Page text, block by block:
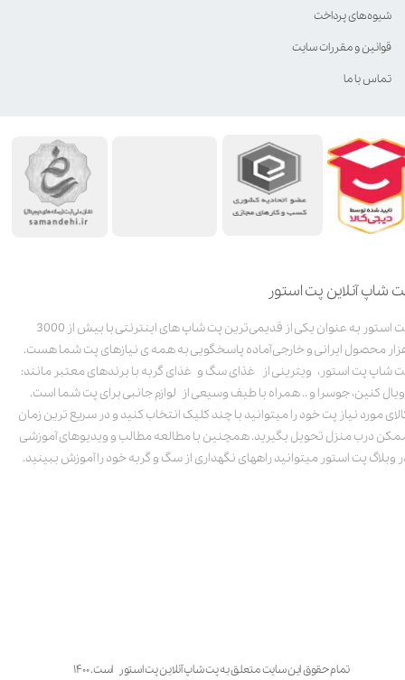
شاپ آنلاین پت استور
پت استور به عنوان یکی از قدیمی‌ترین پت شاپ های اینترنتی با بیش از 3000
محصول ایرانی و خارجی آماده پاسخگویی به همه ی نیازهای پت شما هست.
شاپ پت استور، ویترینی از غذای سگ و غذای گربه با برندهای معتبر مانند:
کنین، جوسرا و .. همراه با طیف وسیعی از لوازم جانبی برای پت شما است.
مورد نیاز پت خود را میتوانید با چند کلیک انتخاب کنید و در سریع ترین زمان
درب منزل تحویل بگیرید. همچنین با مطالعه مطالب و ویدیوهای آموزشی
وبلاگ پت استور میتوانید راههای نگهداری از سگ و گربه خود را آموزش ببینید.
تمام حقوق این سایت متعلق به پت شاپ آنلاین پت استور است. ۱۴۰۰
شیوه‌های پرداخت
قوانین و مقررات سایت
تماس با ما